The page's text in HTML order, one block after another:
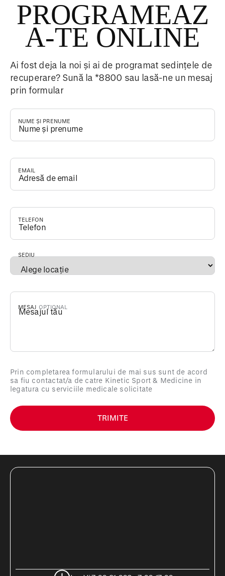
PROGRAMEAZ
A-TE ONLINE
Ai fost deja la noi și ai de programat sedințele de
recuperare? Sună la *8800 sau lasă-ne un mesaj
prin formular
NUME ȘI PRENUME
EMAIL
TELEFON
SEDIU
MESAJ
Prin completarea formularului de mai sus sunt de acord
sa fiu contactat/a de catre Kinetic Sport & Medicine in
legatura cu serviciile medicale solicitate
TRIMITE